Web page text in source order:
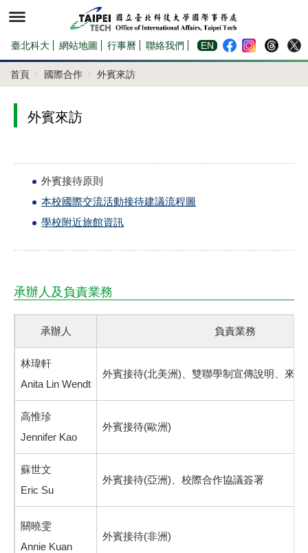
到
主
內
容
臺北科大 網站地圖 行事曆 聯絡我們 EN
首頁 國際合作 外賓來訪
外賓來訪
外賓接待原則
本校國際交流活動接待建議流程圖
學校附近旅館資訊
承辦人及負責業務
承辦人 負責業務
林瑋軒
Anita Lin Wendt
外賓接待(北美洲)、雙聯學制宣傳說明、來
高惟珍
Jennifer Kao
外賓接待(歐洲)
蘇世文
Eric Su
外賓接待(亞洲)、校際合作協議簽署
關曉雯
Annie Kuan
外賓接待(非洲)